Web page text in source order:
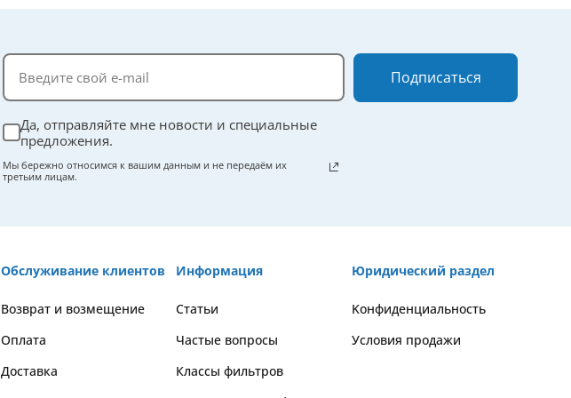
Да, отправляйте мне новости и специальные
предложения.
Мы бережно относимся к вашим данным и не передаём их
третьим лицам.
Подписаться
Обслуживание клиентов
Возврат и возмещение
Оплата
Доставка
Информация
Статьи
Частые вопросы
Классы фильтров
Юридический раздел
Kонфиденциальность
Условия продажи